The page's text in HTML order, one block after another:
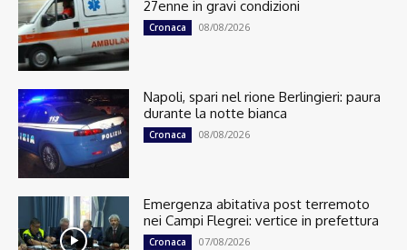
27enne in gravi condizioni
Cronaca 08/08/2026
Napoli, spari nel rione Berlingieri: paura
durante la notte bianca
Cronaca 08/08/2026
Emergenza abitativa post terremoto
nei Campi Flegrei: vertice in prefettura
Cronaca 07/08/2026